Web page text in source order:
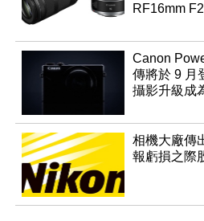
RF16mm
Canon
傳將於 9 月
攝影升級成
相機大廠傳
報虧損之際